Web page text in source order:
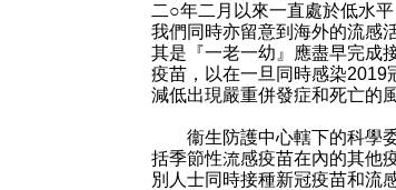
二○年二月以來一直處於低水
我們同時亦留意到海外的流感
其是『一老一幼』應盡早完成
疫苗，以在一旦同時感染2019
減低出現嚴重併發症和死亡的
衞生防護中心轄下的科學委
括季節性流感疫苗在內的其他
別人士同時接種新冠疫苗和流